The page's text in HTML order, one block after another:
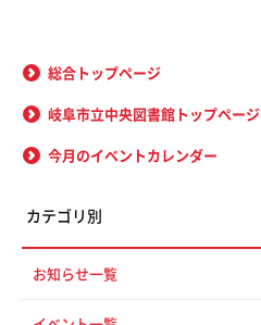
総合トップページ
岐阜市立中央図書館トップページ
今月のイベントカレンダー
カテゴリ別
お知らせ一覧